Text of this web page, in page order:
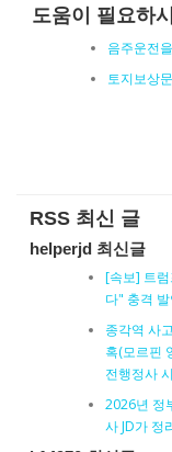
도움이 필요하
음주운전
토지보상
RSS 최신 글
helperjd 최신글
[속보] 트
다" 충격
종각역 사
혹(모르핀
전행정사
2026년 정
사 JD가 정